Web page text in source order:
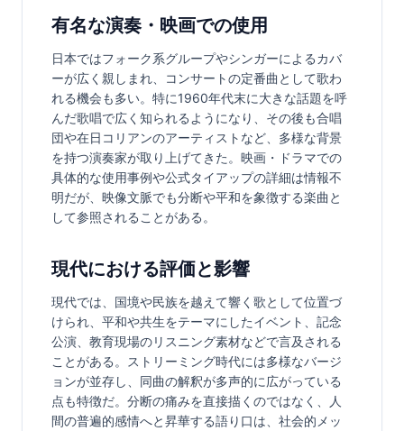
有名な演奏・映画での使用
日本ではフォーク系グループやシンガーによるカバ
ーが広く親しまれ、コンサートの定番曲として歌わ
れる機会も多い。特に1960年代末に大きな話題を呼
んだ歌唱で広く知られるようになり、その後も合唱
団や在日コリアンのアーティストなど、多様な背景
を持つ演奏家が取り上げてきた。映画・ドラマでの
具体的な使用事例や公式タイアップの詳細は情報不
明だが、映像文脈でも分断や平和を象徴する楽曲と
して参照されることがある。
現代における評価と影響
現代では、国境や民族を越えて響く歌として位置づ
けられ、平和や共生をテーマにしたイベント、記念
公演、教育現場のリスニング素材などで言及される
ことがある。ストリーミング時代には多様なバージ
ョンが並存し、同曲の解釈が多声的に広がっている
点も特徴だ。分断の痛みを直接描くのではなく、人
間の普遍的感情へと昇華する語り口は、社会的メッ